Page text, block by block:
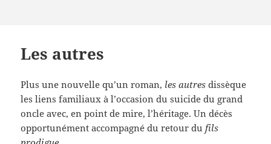
Les autres
Plus une nouvelle qu’un roman, les autres dissèque
les liens familiaux à l’occasion du suicide du grand
oncle avec, en point de mire, l’héritage. Un décès
opportunément accompagné du retour dufils